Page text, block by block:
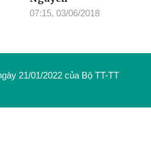
07:15, 03/06/2018
21/01/2022 của Bộ TT-TT